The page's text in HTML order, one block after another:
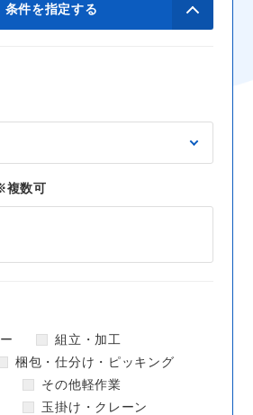
条件を指定する
複数可
組立・加工
梱包・仕分け・ピッキング
その他軽作業
玉掛け・クレーン